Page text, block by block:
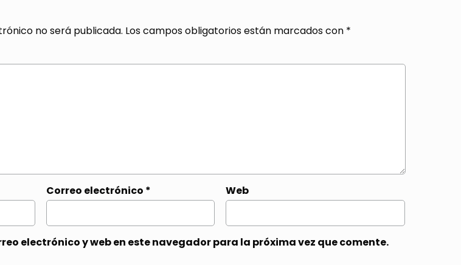
no será publicada. Los campos obligatorios están marcados con *
Correo electrónico * Web
electrónico y web en este navegador para la próxima vez que comente.